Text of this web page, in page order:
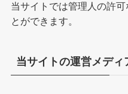
当サイトでは管理人の許
とができます。
当サイトの運営メディ